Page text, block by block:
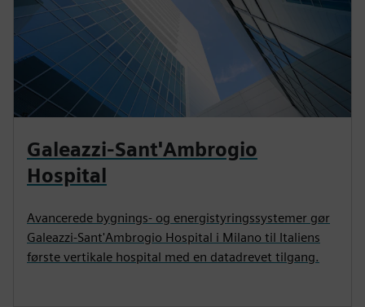
Galeazzi-Sant'Ambrogio
Hospital
Avancerede bygnings- og energistyringssystemer gør
Galeazzi-Sant'Ambrogio Hospital i Milano til Italiens
første vertikale hospital med en datadrevet tilgang.